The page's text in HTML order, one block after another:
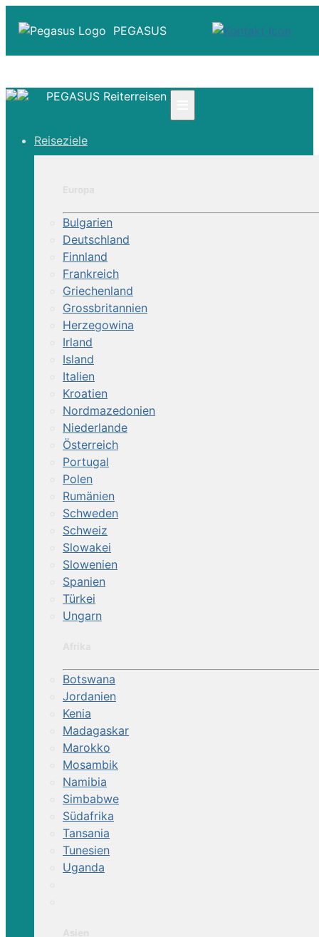
PEGASUS
☎ Deutschland 0800 - 505 18 01
Über Uns
PEGASUS Reiterreisen
Reiseziele
Bulgarien
Deutschland
Finnland
Frankreich
Griechenland
Grossbritannien
Herzegowina
Irland
Island
Italien
Kroatien
Nordmazedonien
Niederlande
Österreich
Portugal
Polen
Rumänien
Schweden
Schweiz
Slowakei
Slowenien
Spanien
Türkei
Ungarn
Botswana
Jordanien
Kenia
Madagaskar
Marokko
Mosambik
Namibia
Simbabwe
Südafrika
Tansania
Tunesien
Uganda